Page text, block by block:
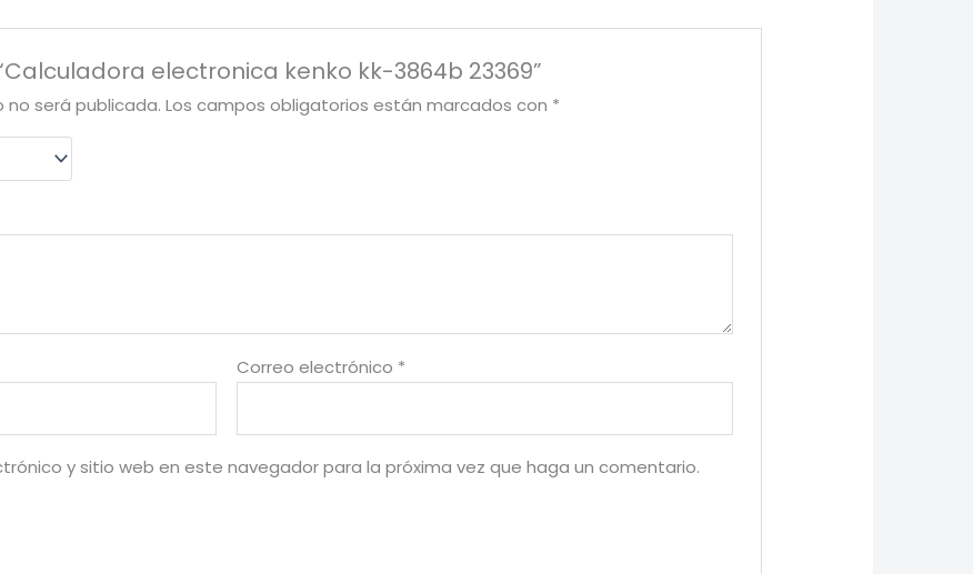
electronica kenko kk-3864b 23369”
no será publicada. Los campos obligatorios están marcados con *
Correo electrónico *
y sitio web en este navegador para la próxima vez que haga un comentario.